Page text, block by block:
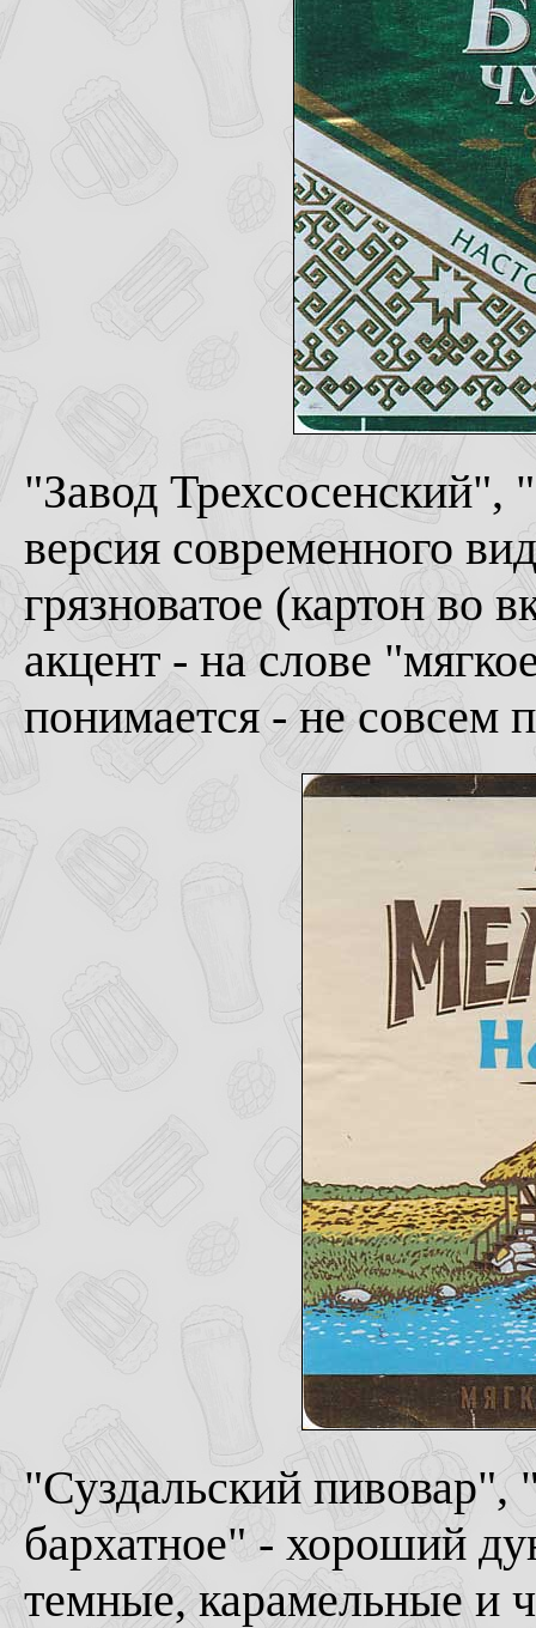
"Завод Трехсосенский",
версия современного
грязноватое (картон во
акцент - на слове
понимается - не совсем
"Суздальский пивовар",
бархатное" - хороший
темные, карамельные и